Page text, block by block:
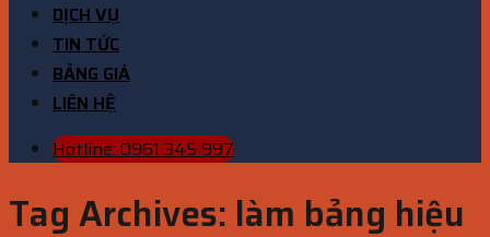
DỊCH VỤ
TIN TỨC
BẢNG GIÁ
LIÊN HỆ
Hotline: 0961 345 997
Tag Archives: làm bảng hiệu